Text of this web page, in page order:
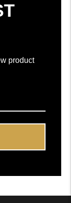
product